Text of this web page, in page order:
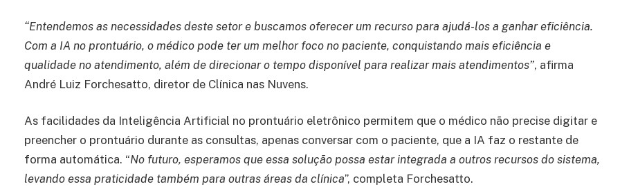
“Entendemos as necessidades deste setor e buscamos oferecer um recurso para ajudá-los a ganhar eficiência.
Com a IA no prontuário, o médico pode ter um melhor foco no paciente, conquistando mais eficiência e
qualidade no atendimento, além de direcionar o tempo disponível para realizar mais atendimentos”, afirma
André Luiz Forchesatto, diretor de Clínica nas Nuvens.
As facilidades da Inteligência Artificial no prontuário eletrônico permitem que o médico não precise digitar e
preencher o prontuário durante as consultas, apenas conversar com o paciente, que a IA faz o restante de
forma automática. “No futuro, esperamos que essa solução possa estar integrada a outros recursos do sistema,
levando essa praticidade também para outras áreas da clínica”, completa Forchesatto.